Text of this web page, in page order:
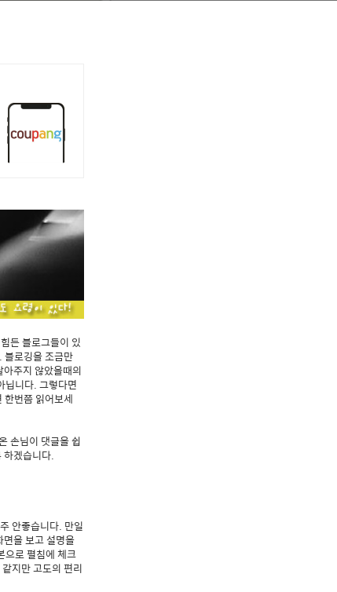
든 블로그들이 있
블로깅을 조금만
주지 않았을때의
닙니다. 그렇다면
한번쯤 읽어보세
손님이 댓글을 쉽
하겠습니다.
안좋습니다. 만일
을 보고 설명을
으로 펼침에 체크
지만 고도의 편리